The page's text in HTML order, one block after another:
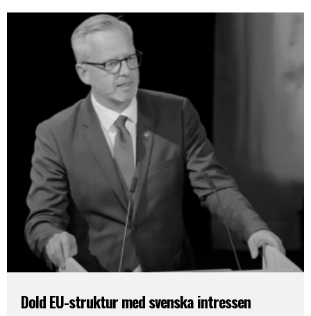
Dold EU-struktur med svenska intressen